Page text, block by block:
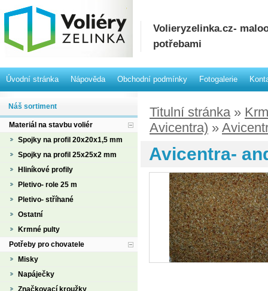
Volieryzelinka.cz-
potřebami
Úvodní stránka Nápověda Obchodní podmínky Fotogalerie
Titulní stránka»
Avicentra) »
Avicentra-
Náš sortiment
Materiál na stavbu voliér
Spojky na profil 20x20x1,5 mm
Spojky na profil 25x25x2 mm
Hliníkové profily
Pletivo- role 25 m
Pletivo- stříhané
Ostatní
Krmné pulty
Potřeby pro chovatele
Misky
Napáječky
Značkovací kroužky